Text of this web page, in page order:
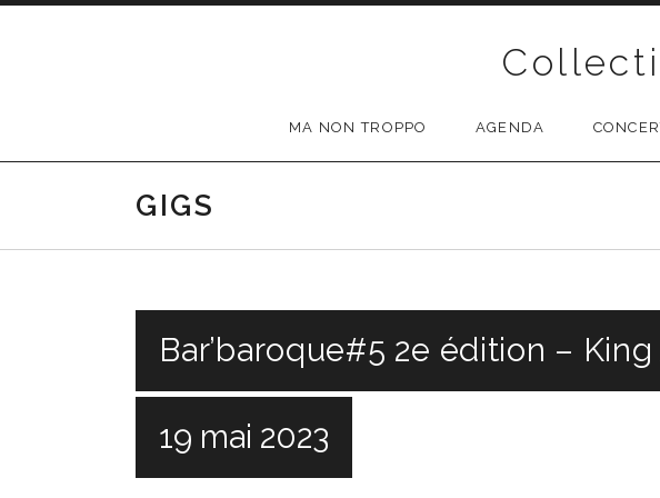
MA NON TROPPO AGENDA
GIGS
Bar’baroque#5 2e édition –
19 mai 2023